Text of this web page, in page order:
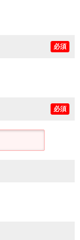
必須
必須